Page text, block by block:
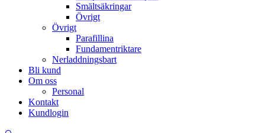
Smältsäkringar
Övrigt
Övrigt
Parafillina
Fundamentriktare
Nerladdningsbart
Bli kund
Om oss
Personal
Kontakt
Kundlogin